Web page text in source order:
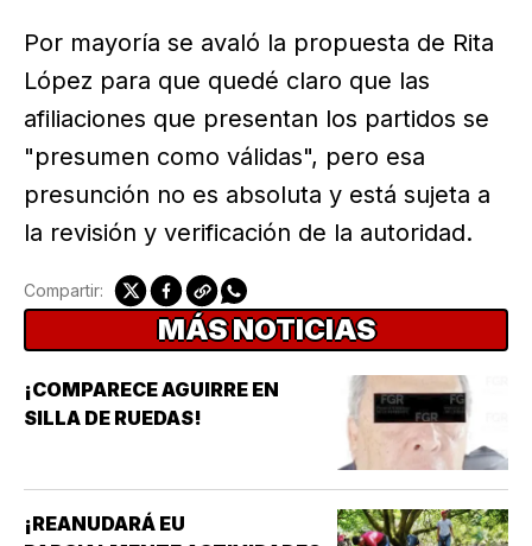
Por mayoría se avaló la propuesta de Rita
López para que quedé claro que las
afiliaciones que presentan los partidos se
"presumen como válidas", pero esa
presunción no es absoluta y está sujeta a
la revisión y verificación de la autoridad.
Compartir:
MÁS NOTICIAS
¡COMPARECE AGUIRRE EN
SILLA DE RUEDAS!
¡REANUDARÁ EU